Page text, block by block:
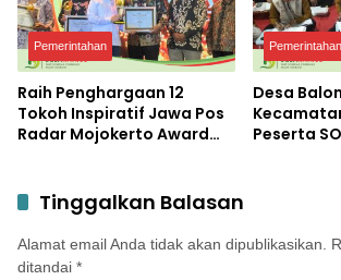
Pemerintahan
Raih Penghargaan 12
Tokoh Inspiratif Jawa Pos
Radar Mojokerto Award
Kontribusi dalam
Pembangunan Daerah
Pemerintahan
Desa
Peserta
Tinggalkan Balasan
Alamat email Anda tidak akan dipublikasikan.
ditandai *